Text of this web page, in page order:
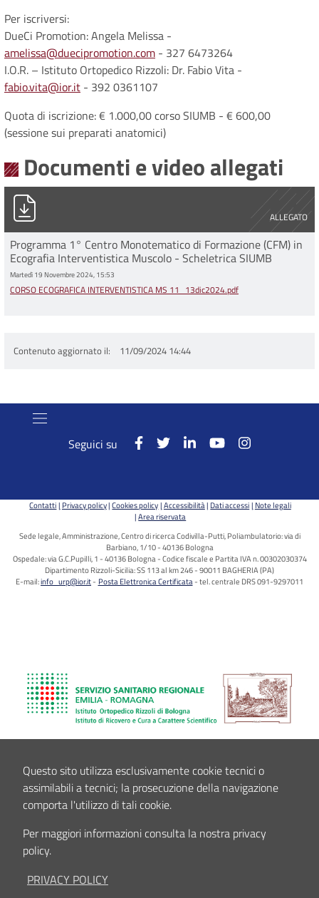
Per iscriversi:
DueCi Promotion: Angela Melissa -
amelissa@duecipromotion.com - 327 6473264
I.O.R. – Istituto Ortopedico Rizzoli: Dr. Fabio Vita -
fabio.vita@ior.it - 392 0361107
Quota di iscrizione: € 1.000,00 corso SIUMB - € 600,00
(sessione sui preparati anatomici)
Documenti e video allegati
ALLEGATO
CORSO ECOGRAFICA INTERVENTISTICA MS 11_13dic2024.pdf
Programma 1° Centro Monotematico di Formazione (CFM) in
Ecografia Interventistica Muscolo - Scheletrica SIUMB
Martedì 19 Novembre 2024, 15:53
CORSO ECOGRAFICA INTERVENTISTICA MS 11_13dic2024.pdf
Contenuto aggiornato il 11/09/2024 14:44
Seguici su
Contatti Privacy policy Cookies policy Accessibilità Dati accessi Note legali
Area riservata
Sede legale, Amministrazione, Centro di ricerca Codivilla-Putti, Poliambulatorio: via di
Barbiano, 1/10 - 40136 Bologna
Ospedale: via G.C.Pupilli, 1 - 40136 Bologna - Codice fiscale e Partita IVA n. 00302030374
Dipartimento Rizzoli-Sicilia: SS 113 al km 246 - 90011 BAGHERIA (PA)
E-mail:info_urp@ior.it Posta Elettronica Certificata tel. centrale DRS 091-9297011
Questo sito utilizza esclusivamente cookie tecnici o
assimilabili a tecnici; la prosecuzione della navigazione
comporta l'utilizzo di tali cookie.
Per maggiori informazioni consulta la nostra privacy
policy.
PRIVACY POLICY